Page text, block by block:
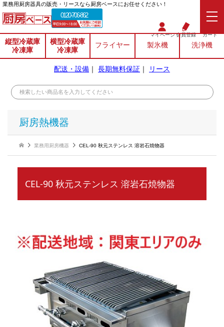
業務⽤厨房器具の販売・リースなら厨房ベースにお任せください！
0120-706-862
マイページ会員登録 カート
縦型冷蔵庫
冷凍庫
横型冷蔵庫
冷凍庫
フライヤー 製氷機 洗浄機
配送・設備 ｜ 長期無料保証 ｜ リース
厨房熱機器
業務用厨房機器 CEL-90 秋元ステンレス 溶岩石焼物器
CEL-90 秋元ステンレス 溶岩石焼物器